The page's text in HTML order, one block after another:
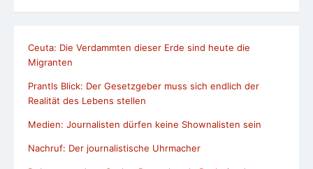
Ceuta: Die Verdammten dieser Erde sind heute die
Migranten
Prantls Blick: Der Gesetzgeber muss sich endlich der
Realität des Lebens stellen
Medien: Journalisten dürfen keine Shownalisten sein
Nachruf: Der journalistische Uhrmacher